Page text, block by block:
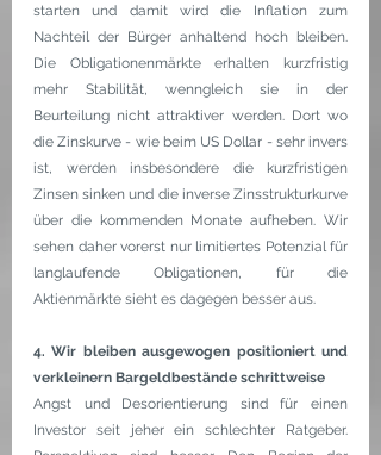
starten und damit wird die Inflation zum
Nachteil der Bürger anhaltend hoch bleiben.
Die Obligationenmärkte erhalten kurzfristig
mehr Stabilität, wenngleich sie in der
Beurteilung nicht attraktiver werden. Dort wo
die Zinskurve - wie beim US Dollar - sehr invers
ist, werden insbesondere die kurzfristigen
Zinsen sinken und die inverse Zinsstrukturkurve
über die kommenden Monate aufheben. Wir
sehen daher vorerst nur limitiertes Potenzial für
langlaufende Obligationen, für die
Aktienmärkte sieht es dagegen besser aus.
4. Wir bleiben ausgewogen positioniert und
verkleinern Bargeldbestände schrittweise
Angst und Desorientierung sind für einen
Investor seit jeher ein schlechter Ratgeber.